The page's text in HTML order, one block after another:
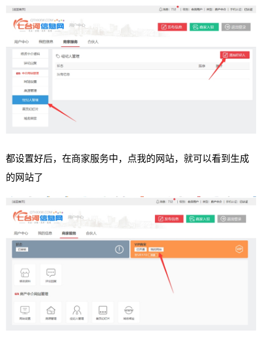
都设置好后，在商家服务中，点我的网站，就可以看到生成
的网站了